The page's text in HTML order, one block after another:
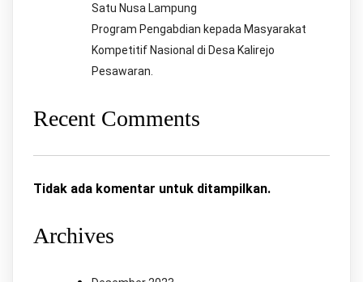
Satu Nusa Lampung
Program Pengabdian kepada Masyarakat
Kompetitif Nasional di Desa Kalirejo
Pesawaran.
Recent Comments
Tidak ada komentar untuk ditampilkan.
Archives